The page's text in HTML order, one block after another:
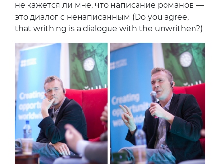
не кажется ли мне, что написание романов —
это диалог с ненаписанным (Do you agree,
that writhing is a dialogue with the unwrithen?)